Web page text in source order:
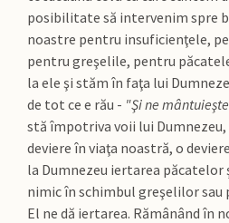
posibilitate să intervenim spre
noastre pentru insuficienţele,
pentru greşelile, pentru
la ele şi stăm în faţa lui
de tot ce e rău - "Şi ne
stă împotriva voii lui Dumnezeu,
deviere în viaţa noastră, o
la Dumnezeu iertarea păcatelor
nimic în schimbul greşelilor sau
El ne dă iertarea. Rămânând în